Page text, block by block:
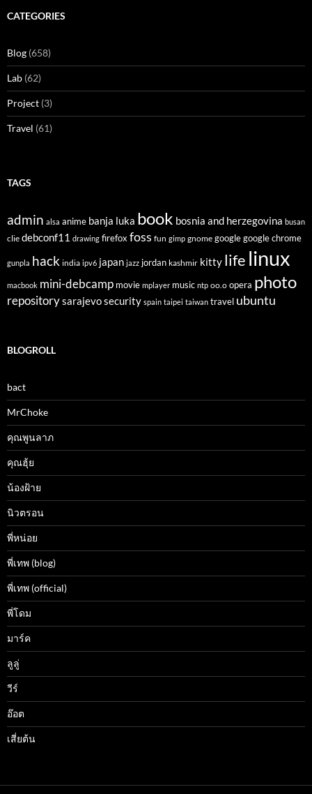
CATEGORIES
Blog (658)
Lab (62)
Project (3)
Travel (61)
TAGS
admin alsa anime banja luka book bosnia and herzegovina busan
clie debconf11 drawing firefoxfoss fun gimp gnome google google chrome
gunpla hack india ipv6 japan jazz jordan kashmir kitty life linux
macbook mini-debcamp movie mplayer music ntp oo.o opera photo
repositorysarajevosecurity spain taipei taiwan travel ubuntu
BLOGROLL
bact
MrChoke
คุณพูนลาภ
คุณฮุ้ย
น้องฝ้าย
นิวตรอน
พี่หน่อย
พี่เทพ (blog)
พี่เทพ (official)
พี่โดม
มาร์ค
ลูลู่
วีร์
อ๊อต
เสี่ยต้น